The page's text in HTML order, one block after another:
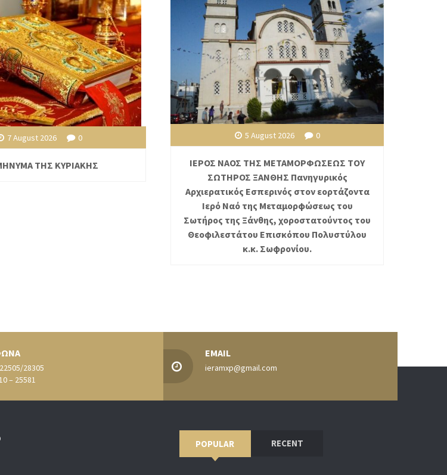
7 August 2026 0
ΤΗΣ ΚΥΡΙΑΚΗΣ
5 August 2026 0
ΙΕΡΟΣ ΝΑΟΣ ΤΗΣ ΜΕΤΑΜΟΡΦΩΣΕΩΣ ΤΟΥ
ΣΩΤΗΡΟΣ ΞΑΝΘΗΣ Πανηγυρικός
Αρχιερατικός Εσπερινός στον εορτάζοντα
Ιερό Ναό της Μεταμορφώσεως του
Σωτήρος της Ξάνθης, χοροστατούντος του
Θεοφιλεστάτου Επισκόπου Πολυστύλου
κ.κ. Σωφρονίου.
28305
– 25581
EMAIL
ieramxp@gmail.com
POPULAR RECENT